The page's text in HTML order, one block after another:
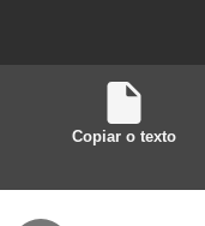
Copiar o texto